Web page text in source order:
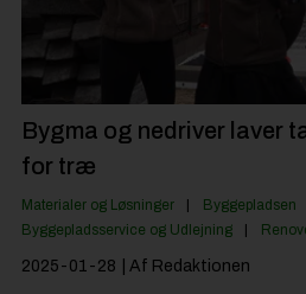
Bygma og nedriver laver
for træ
Materialer og Løsninger Byggepladsen
Byggepladsservice og Udlejning
2025-01-28 | Af Redaktionen